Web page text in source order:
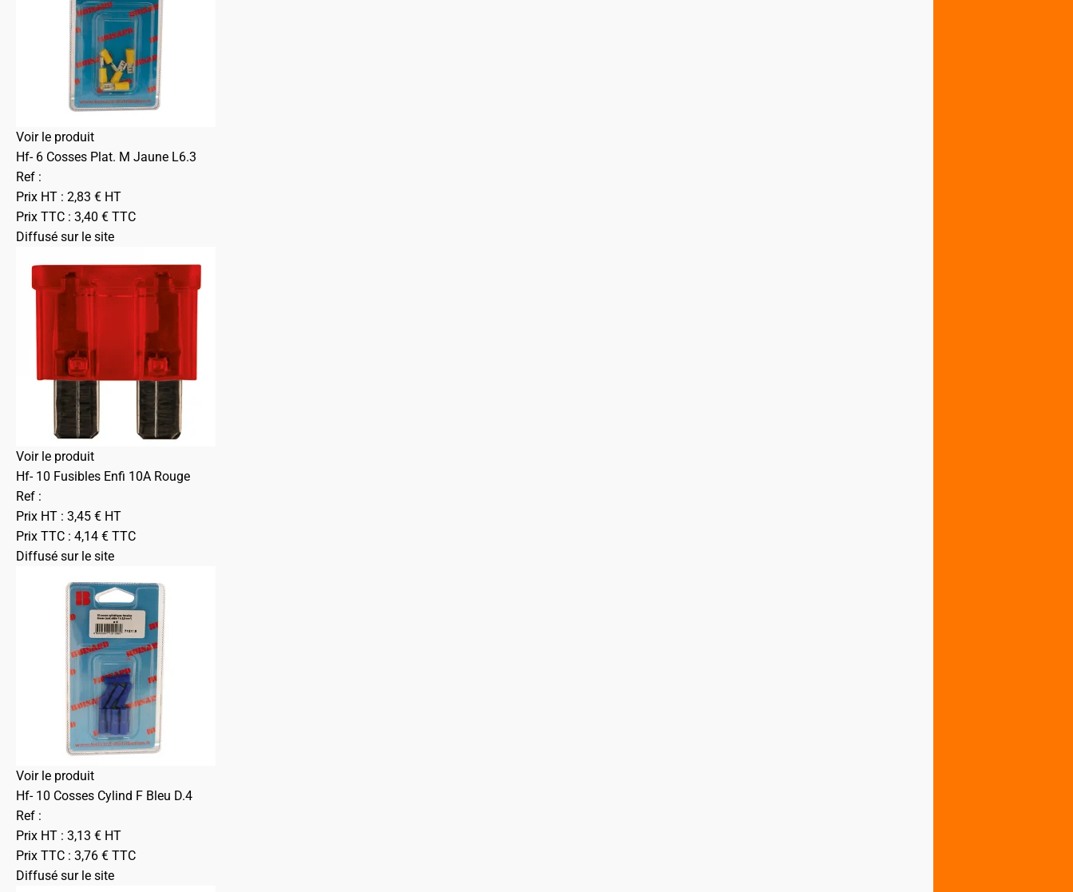
Voir le produit
Hf- 6 Cosses Plat. M Jaune L6.3
Ref :
Prix HT : 2,83 € HT
Prix TTC : 3,40 € TTC
Diffusé sur le site
Voir le produit
Hf- 10 Fusibles Enfi 10A Rouge
Ref :
Prix HT : 3,45 € HT
Prix TTC : 4,14 € TTC
Diffusé sur le site
Voir le produit
Hf- 10 Cosses Cylind F Bleu D.4
Ref :
Prix HT : 3,13 € HT
Prix TTC : 3,76 € TTC
Diffusé sur le site